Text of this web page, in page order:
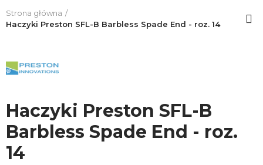
Strona główna
Haczyki Preston SFL-B Barbless Spade End - roz. 14
Haczyki Preston SFL-B
Barbless Spade End - roz.
14